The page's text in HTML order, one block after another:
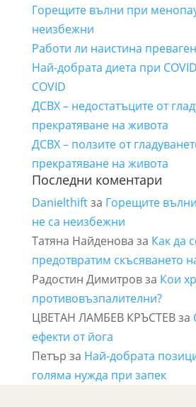
Горещите вълни при
неизбежни
Работи ли наистина
Най-добрата диета при
COVID
ДСВХ – недостатъците от
прекратяване на живота
ДСВХ – ползите от
прекратяване на живота
Последни коментари
Danielthiftза Горещите
не са неизбежни
Татяна Найденова за Как да
предотвратим скъсяването
Радостин Димитровза Кои
противовъзпалителни?
ЦВЕТАН ЛАМБЕВ КРЪСТЕВза
ефекти от йога
Петър за Най-добрата
голяма нужда при запек